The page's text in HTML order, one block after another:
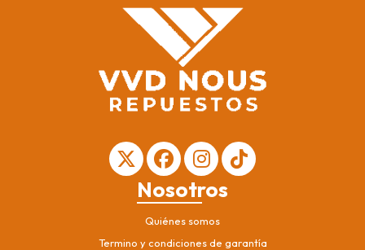
Nosotros
Quiénes somos
Termino y condiciones de garantía